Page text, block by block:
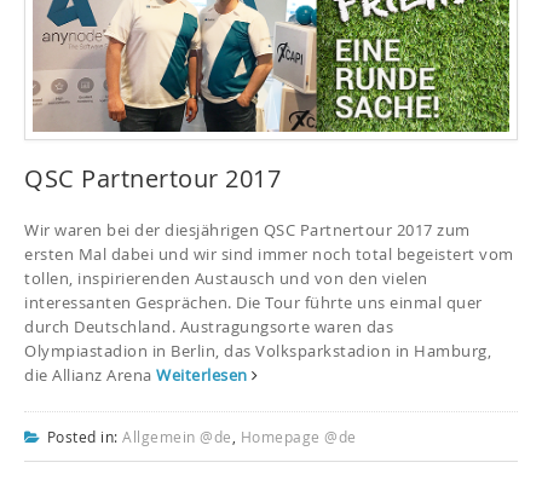
QSC Partnertour 2017
Wir waren bei der diesjährigen QSC Partnertour 2017 zum
ersten Mal dabei und wir sind immer noch total begeistert vom
tollen, inspirierenden Austausch und von den vielen
interessanten Gesprächen. Die Tour führte uns einmal quer
durch Deutschland. Austragungsorte waren das
Olympiastadion in Berlin, das Volksparkstadion in Hamburg,
die Allianz Arena Weiterlesen
Posted in: Allgemein @de Homepage @de